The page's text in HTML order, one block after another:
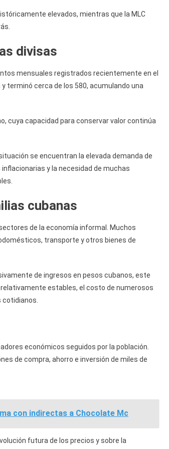
elevados, mientras que la MLC
divisas
mensuales registrados recientemente en el
terminó cerca de los 580, acumulando una
cuya capacidad para conservar valor continúa
se encuentran la elevada demanda de
y la necesidad de muchas
cubanas
de la economía informal. Muchos
transporte y otros bienes de
de ingresos en pesos cubanos, este
estables, el costo de numerosos
cotidianos.
económicos seguidos por la población.
de compra, ahorro e inversión de miles de
con indirectas a Chocolate Mc
futura de los precios y sobre la